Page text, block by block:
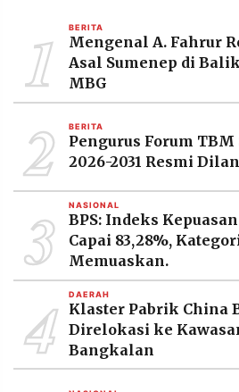
1 BERITA
Mengenal A. Fahrur
Asal Sumenep di
MBG
2 BERITA
Pengurus Forum TBM
2026-2031 Resmi
3 NASIONAL
BPS: Indeks
Capai 83,28%,
Memuaskan.
4 DAERAH
Klaster Pabrik China
Direlokasi ke
Bangkalan